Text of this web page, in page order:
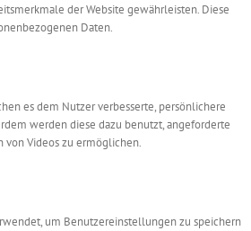
der Website gewährleisten. Diese
Daten.
es dem Nutzer verbesserte, persönlichere
werden diese dazu benutzt, angeforderte
von Videos zu ermöglichen.
um Benutzereinstellungen zu speichern